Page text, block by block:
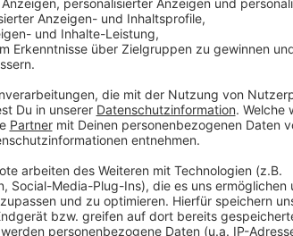
©Aktion Lichtblicke
Stars, Spass und Spenden –
die Kalaydo-Auktion 2019.
Jedes Jahr engagieren sich Unternehmen aus
Unterhaltungs- und Sportbusiness für die
Spendenaktion, indem sie persönliche
die man so nicht kaufen oder bestellen kann.
25.11.2019 um 10.15 Uhr geht es los.
zur Kalaydo Auktion